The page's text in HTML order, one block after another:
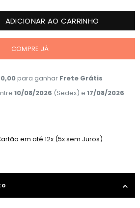
ADICIONAR AO CARRINHO
COMPRE JÁ
para ganhar Frete Grátis
10/08/2026 (Sedex) e 17/08/2026
em até 12x.(5x sem Juros)